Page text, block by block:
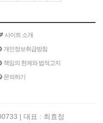
사이트 소개
개인정보취급방침
책임의 한계와 법적고지
문의하기
| 대표 : 최효정